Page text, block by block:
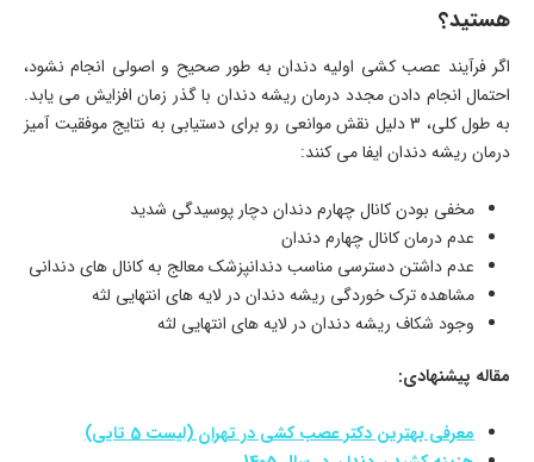
هستید؟
اگر فرآیند عصب کشی اولیه دندان به طور صحیح و اصولی انجام نشود،
احتمال انجام دادن مجدد درمان ریشه دندان با گذر زمان افزایش می یابد.
به طول کلی، 3 دلیل نقش موانعی رو برای دستیابی به نتایج موفقیت آمیز
درمان ریشه دندان ایفا می کنند:
مخفی بودن کانال چهارم دندان دچار پوسیدگی شدید
عدم درمان کانال چهارم دندان
عدم داشتن دسترسی مناسب دندانپزشک معالج به کانال های دندانی
مشاهده ترک خوردگی ریشه دندان در لایه های انتهایی لثه
وجود شکاف ریشه دندان در لایه های انتهایی لثه
مقاله پیشنهادی:
معرفی بهترین دکتر عصب کشی در تهران (لیست 5 تایی)